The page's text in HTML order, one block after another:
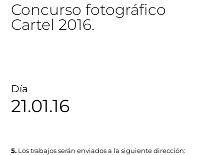
Concurso fotográfico
Cartel 2016.
Día
21.01.16
5. Los trabajos serán enviados a la siguiente dirección: